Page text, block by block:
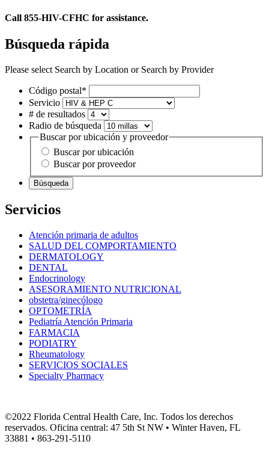
Call 855-HIV-CFHC for assistance.
Búsqueda rápida
Please select Search by Location or Search by Provider
Código postal*
Servicio
# de resultados
Radio de búsqueda
Buscar por ubicación y proveedor
Buscar por ubicación
Buscar por proveedor
Búsqueda
Servicios
Atención primaria de adultos
SALUD DEL COMPORTAMIENTO
DERMATOLOGY
DENTAL
Endocrinology
ASESORAMIENTO NUTRICIONAL
obstetra/ginecólogo
OPTOMETRÍA
Pediatría Atención Primaria
FARMACIA
PODIATRY
Rheumatology
SERVICIOS SOCIALES
Specialty Pharmacy
©2022 Florida Central Health Care, Inc. Todos los derechos
reservados. Oficina central: 47 5th St NW • Winter Haven, FL
33881 • 863-291-5110